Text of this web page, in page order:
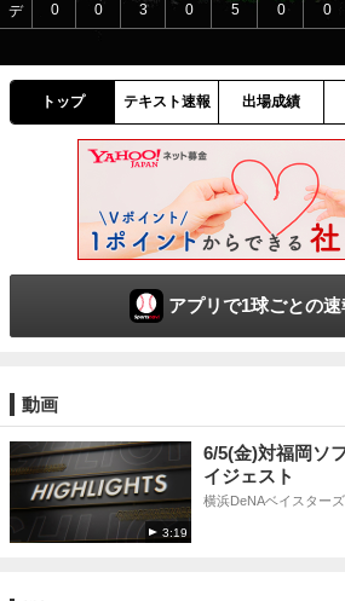
デ
0
0 3 0 5 0 0
トップ テキスト速報 出場成績
アプリで1球ごとの
動画
3:19
6/5(金)対福岡ソ
イジェスト
横浜DeNAベイスターズ